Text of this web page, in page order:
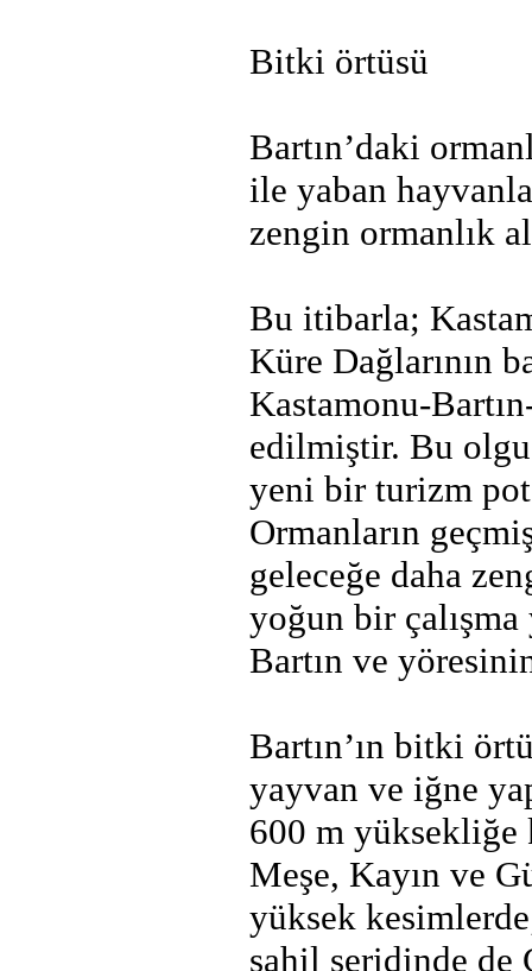
Bitki örtüsü
Bartın’daki
ile yaban
zengin ormanlık
Bu itibarla;
Küre Dağlarının
Kastamonu-
edilmiştir. Bu
yeni bir turizm
Ormanların
geleceğe daha
yoğun bir çalışma
Bartın ve
Bartın’ın bitki
yayvan ve iğne
600 m yüksekliğe
Meşe, Kayın ve
yüksek
sahil şeridinde de